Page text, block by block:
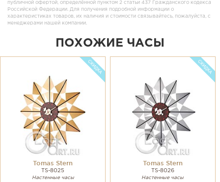
публичной офертой, определённой пунктом 2 статьи 437 Гражданского кодекса
Российской Федерации. Для получения подробной информации о
характеристиках товаров, их наличия и стоимости связывайтесь, пожалуйста, с
менеджерами нашей компании.
ПОХОЖИЕ ЧАСЫ
Tomas Stern
TS-8025
Настенные часы
Tomas Stern
TS-8026
Настенные часы